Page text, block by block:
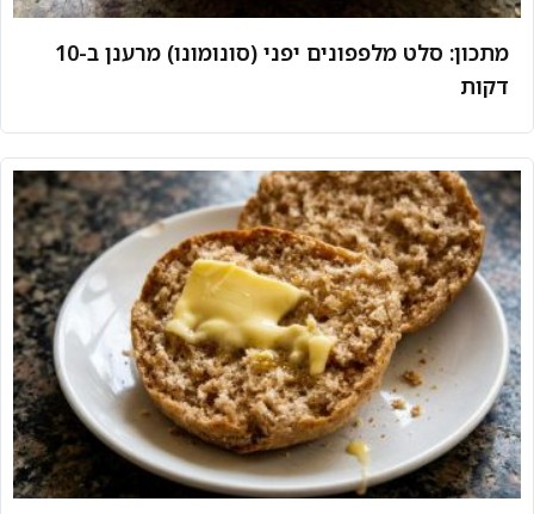
מתכון: סלט מלפפונים יפני (סונומונו) מרענן ב-10
דקות